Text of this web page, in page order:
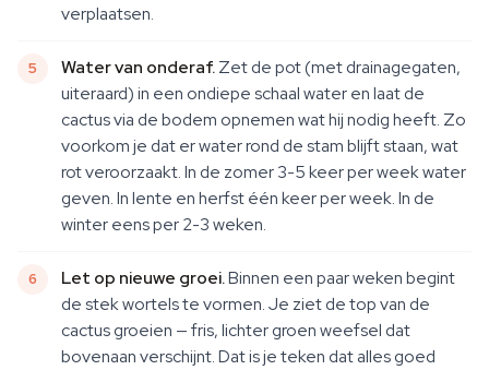
verplaatsen.
Water van onderaf.Zet de pot (met drainagegaten,
uiteraard) in een ondiepe schaal water en laat de
cactus via de bodem opnemen wat hij nodig heeft. Zo
voorkom je dat er water rond de stam blijft staan, wat
rot veroorzaakt. In de zomer 3-5 keer per week water
geven. In lente en herfst één keer per week. In de
winter eens per 2-3 weken.
Let op nieuwe groei.Binnen een paar weken begint
de stek wortels te vormen. Je ziet de top van de
cactus groeien — fris, lichter groen weefsel dat
bovenaan verschijnt. Dat is je teken dat alles goed